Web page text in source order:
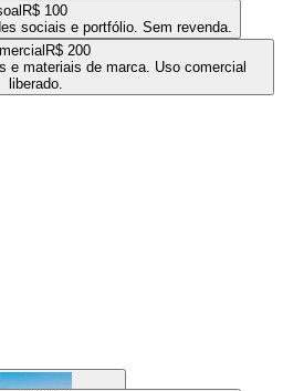
R$ 100
sociais e portfólio. Sem revenda.
R$ 200
e materiais de marca. Uso comercial
liberado.